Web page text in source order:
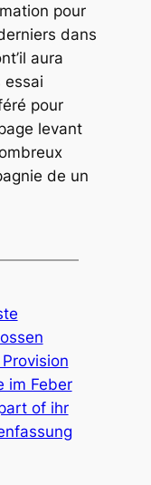
pour
dans
aura
essai
pour
levant
de un
im Feber
of ihr